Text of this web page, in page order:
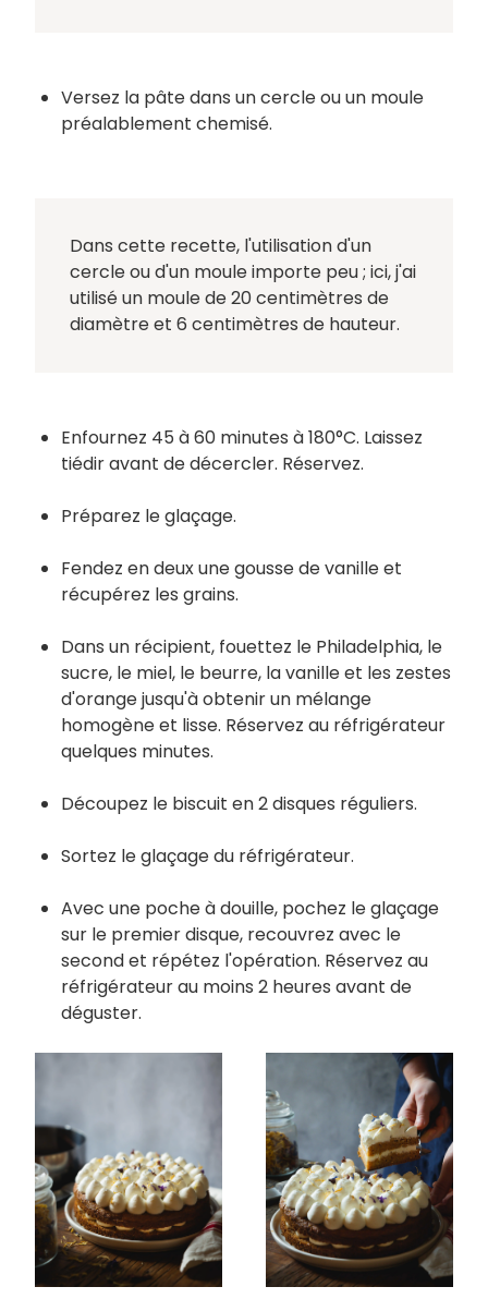
Versez la pâte dans un cercle ou un moule
préalablement chemisé.
Dans cette recette, l'utilisation d'un
cercle ou d'un moule importe peu ; ici, j'ai
utilisé un moule de 20 centimètres de
diamètre et 6 centimètres de hauteur.
Enfournez 45 à 60 minutes à 180°C. Laissez
tiédir avant de décercler. Réservez.
Préparez le glaçage.
Fendez en deux une gousse de vanille et
récupérez les grains.
Dans un récipient, fouettez le Philadelphia, le
sucre, le miel, le beurre, la vanille et les zestes
d'orange jusqu'à obtenir un mélange
homogène et lisse. Réservez au réfrigérateur
quelques minutes.
Découpez le biscuit en 2 disques réguliers.
Sortez le glaçage du réfrigérateur.
Avec une poche à douille, pochez le glaçage
sur le premier disque, recouvrez avec le
second et répétez l'opération. Réservez au
réfrigérateur au moins 2 heures avant de
déguster.